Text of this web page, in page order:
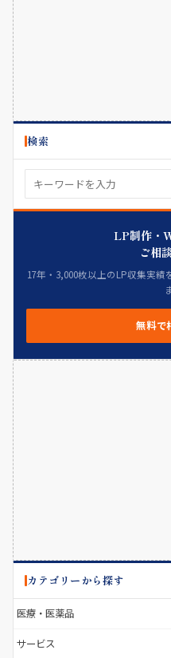
検索
LP制作・
ご相
17年・3,000枚以上のLP収集実
無料で
カテゴリーから探す
医療・医薬品
サービス